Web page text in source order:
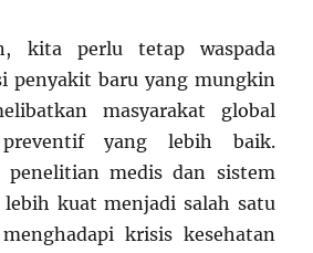
kita perlu tetap waspada
penyakit baru yang mungkin
masyarakat global
yang lebih baik.
penelitian medis dan sistem
lebih kuat menjadi salah satu
krisis kesehatan